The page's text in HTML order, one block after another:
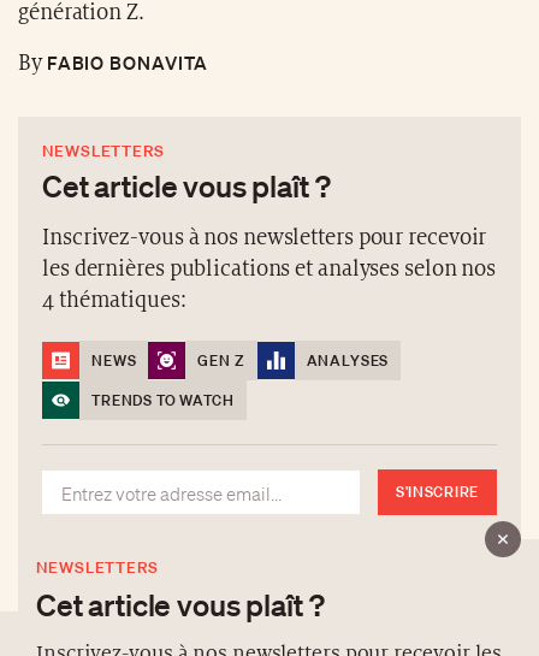
génération Z.
ByFABIO BONAVITA
NEWSLETTERS
Cet article vous plaît ?
Inscrivez-vous à nos newsletters pour recevoir
les dernières publications et analyses selon nos
4 thématiques:
NEWS GEN Z
ANALYSES
TRENDS TO WATCH
S'INSCRIRE
NEWSLETTERS
Cet article vous plaît ?